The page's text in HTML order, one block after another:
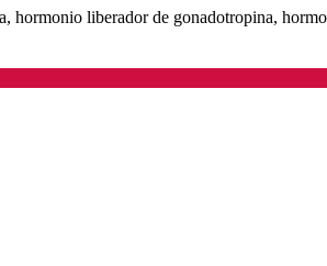
hormonio liberador de gonadotropina,